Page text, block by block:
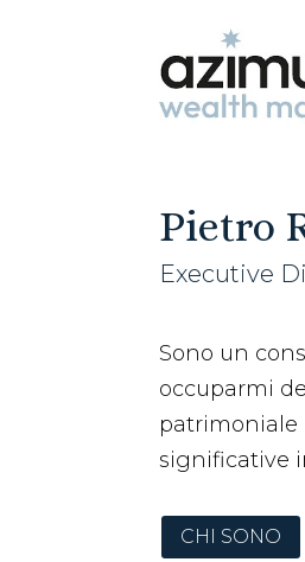
Pietro
Executive
Sono un
occuparmi
patrimoniale
significative
CHI SONO